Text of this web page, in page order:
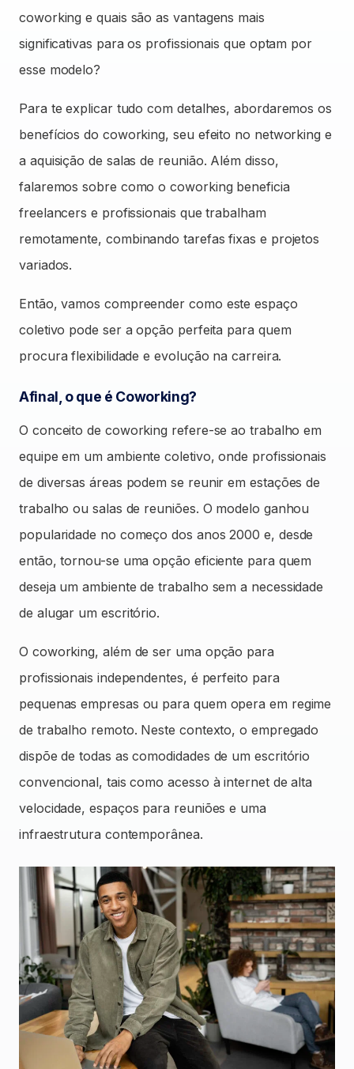
coworking e quais são as vantagens mais
significativas para os profissionais que optam por
esse modelo?
Para te explicar tudo com detalhes, abordaremos os
benefícios do coworking, seu efeito no networking e
a aquisição de salas de reunião. Além disso,
falaremos sobre como o coworking beneficia
freelancers e profissionais que trabalham
remotamente, combinando tarefas fixas e projetos
variados.
Então, vamos compreender como este espaço
coletivo pode ser a opção perfeita para quem
procura flexibilidade e evolução na carreira.
Afinal, o que é Coworking?
O conceito de coworking refere-se ao trabalho em
equipe em um ambiente coletivo, onde profissionais
de diversas áreas podem se reunir em estações de
trabalho ou salas de reuniões. O modelo ganhou
popularidade no começo dos anos 2000 e, desde
então, tornou-se uma opção eficiente para quem
deseja um ambiente de trabalho sem a necessidade
de alugar um escritório.
O coworking, além de ser uma opção para
profissionais independentes, é perfeito para
pequenas empresas ou para quem opera em regime
de trabalho remoto. Neste contexto, o empregado
dispõe de todas as comodidades de um escritório
convencional, tais como acesso à internet de alta
velocidade, espaços para reuniões e uma
infraestrutura contemporânea.